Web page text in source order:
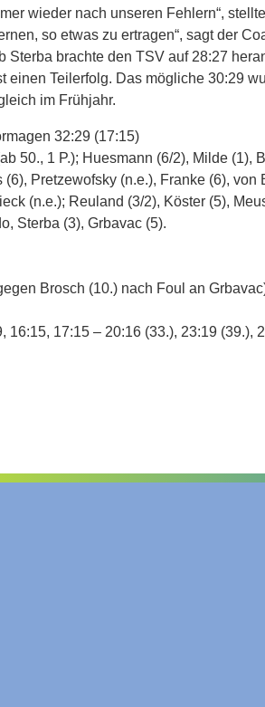
wieder nach unseren Fehlern“,
so etwas zu ertragen“, sagt der
Sterba brachte den TSV auf 28:27
einen Teilerfolg. Das mögliche 30:29
im Frühjahr.
32:29 (17:15)
50., 1 P.); Huesmann (6/2), Milde (1),
Pretzewofsky (n.e.), Franke (6), von
(n.e.); Reuland (3/2), Köster (5),
Sterba (3), Grbavac (5).
Brosch (10.) nach Foul an
16:15, 17:15 – 20:16 (33.), 23:19 (39.),